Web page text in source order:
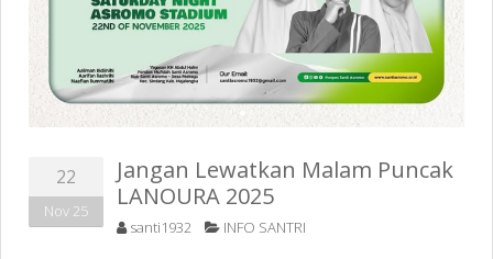
22
Nov 25
Jangan Lewatkan Malam Puncak
LANOURA 2025
santi1932 INFO SANTRI